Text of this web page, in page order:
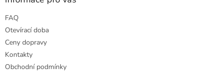
FAQ
Otevírací doba
Ceny dopravy
Kontakty
Obchodní podmínky